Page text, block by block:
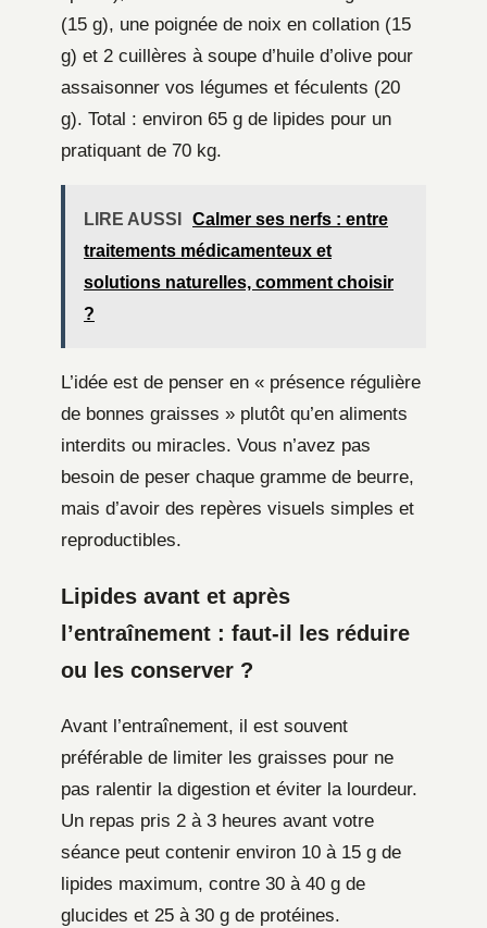
(15 g), une poignée de noix en collation (15
g) et 2 cuillères à soupe d’huile d’olive pour
assaisonner vos légumes et féculents (20
g). Total : environ 65 g de lipides pour un
pratiquant de 70 kg.
LIRE AUSSI
Calmer ses nerfs : entre
traitements médicamenteux et
solutions naturelles, comment choisir
?
L’idée est de penser en « présence régulière
de bonnes graisses » plutôt qu’en aliments
interdits ou miracles. Vous n’avez pas
besoin de peser chaque gramme de beurre,
mais d’avoir des repères visuels simples et
reproductibles.
Lipides avant et après
l’entraînement : faut-il les réduire
ou les conserver ?
Avant l’entraînement, il est souvent
préférable de limiter les graisses pour ne
pas ralentir la digestion et éviter la lourdeur.
Un repas pris 2 à 3 heures avant votre
séance peut contenir environ 10 à 15 g de
lipides maximum, contre 30 à 40 g de
glucides et 25 à 30 g de protéines.